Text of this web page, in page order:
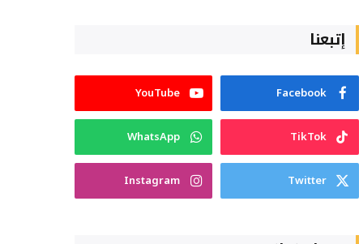
إتبعنا
Facebook
YouTube
TikTok
WhatsApp
Twitter
Instagram